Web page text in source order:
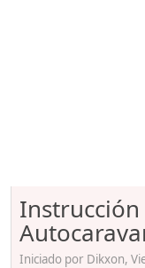
Instrucción
Iniciado por Dikxon,